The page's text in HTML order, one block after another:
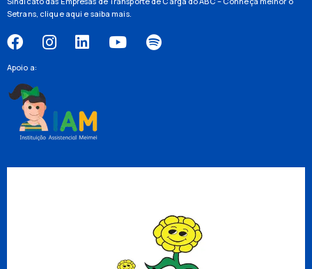
Setrans, clique aqui e saiba mais.
Apoio a: